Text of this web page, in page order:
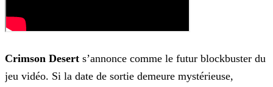
Crimson Desert s’annonce comme le futur blockbuster du
jeu vidéo. Si la date de sortie demeure mystérieuse,